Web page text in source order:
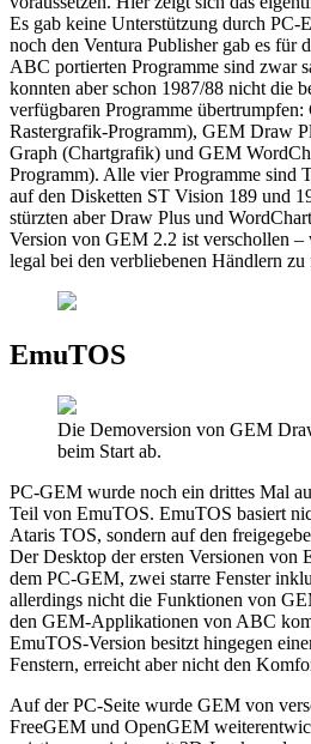
Es gab keine Unterstützung durch
noch den Ventura Publisher gab es für
ABC portierten Programme sind zwar
konnten aber schon 1987/88 nicht die
verfügbaren Programme
Rastergrafik-Programm), GEM Draw
Graph (Chartgrafik) und GEM
Programm). Alle vier Programme sind
auf den Disketten ST Vision 189 und
stürzten aber Draw Plus und
Version von GEM 2.2 ist verschollen –
legal bei den verbliebenen Händlern
EmuTOS
Die Demoversion von GEM
beim Start ab.
PC-GEM wurde noch ein drittes Mal
Teil von EmuTOS. EmuTOS basiert
Ataris TOS, sondern auf den
Der Desktop der ersten Versionen von
dem PC-GEM, zwei starre Fenster
allerdings nicht die Funktionen von
den GEM-Applikationen von ABC
EmuTOS-Version besitzt hingegen
Fenstern, erreicht aber nicht den
Auf der PC-Seite wurde GEM von
FreeGEM und OpenGEM